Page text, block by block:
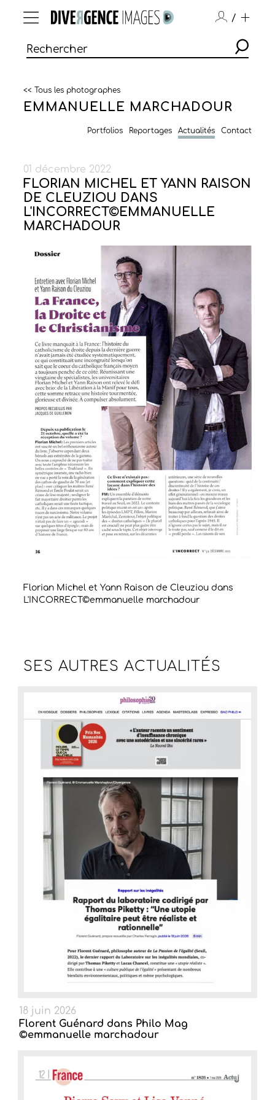
/
<< Tous les photographes
EMMANUELLE MARCHADOUR
Portfolios Reportages Actualités Contact
01 décembre 2022
FLORIAN MICHEL ET YANN RAISON
DE CLEUZIOU DANS
L'INCORRECT©EMMANUELLE
MARCHADOUR
Florian Michel et Yann Raison de Cleuziou dans
L'INCORRECT©emmanuelle marchadour
SES AUTRESACTUALITÉS
18 juin 2026
Florent Guénard dans Philo Mag
©emmanuelle marchadour